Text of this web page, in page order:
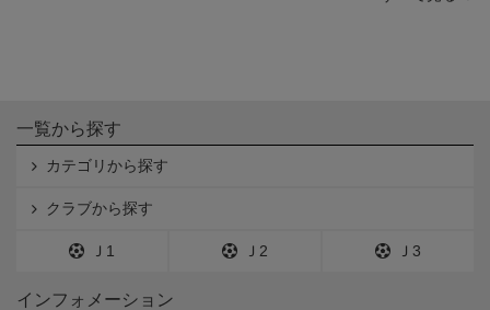
一覧から探す
カテゴリから探す
クラブから探す
Ｊ1 Ｊ2 Ｊ3
インフォメーション